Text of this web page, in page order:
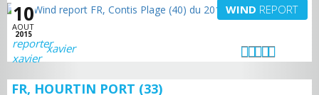
10
AOUT
2015
WIND REPORT
xavier
FR, HOURTIN PORT (33)